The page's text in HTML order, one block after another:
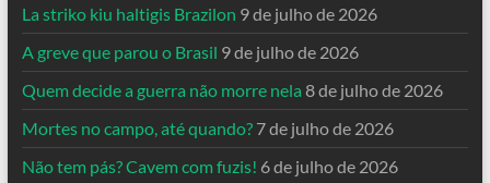
La striko kiu haltigis Brazilon 9 de julho de 2026
A greve que parou o Brasil 9 de julho de 2026
Quem decide a guerra não morre nela 8 de julho de 2026
Mortes no campo, até quando? 7 de julho de 2026
Não tem pás? Cavem com fuzis! 6 de julho de 2026